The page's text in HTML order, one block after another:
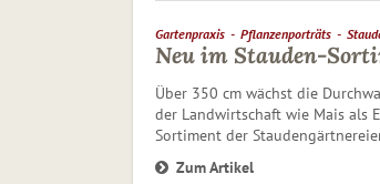
Gartenpraxis Pflanzenporträts
Neu im Stauden-
Über 350 cm wächst die
der Landwirtschaft wie Mais als
Sortiment der
Zum Artikel